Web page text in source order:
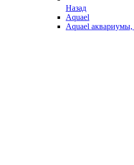
Назад
Aquael
Aquael